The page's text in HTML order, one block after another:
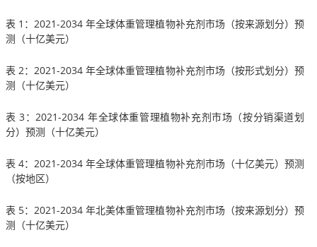
表 1：2021-2034 年全球体重管理植物补充剂市场（按来源划分）预
测（十亿美元）
表 2：2021-2034 年全球体重管理植物补充剂市场（按形式划分）预
测（十亿美元）
表 3：2021-2034 年全球体重管理植物补充剂市场（按分销渠道划
分）预测（十亿美元）
表 4：2021-2034 年全球体重管理植物补充剂市场（十亿美元）预测
（按地区）
表 5：2021-2034 年北美体重管理植物补充剂市场（按来源划分）预
测（十亿美元）